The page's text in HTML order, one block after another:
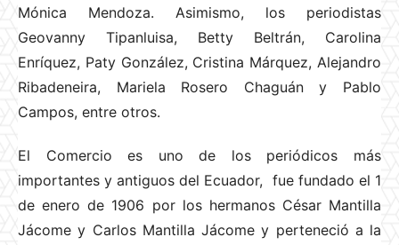
Mónica Mendoza. Asimismo, los periodistas
Geovanny Tipanluisa, Betty Beltrán, Carolina
Enríquez, Paty González, Cristina Márquez, Alejandro
Ribadeneira, Mariela Rosero Chaguán y Pablo
Campos, entre otros.
El Comercio es uno de los periódicos más
importantes y antiguos del Ecuador, fue fundado el 1
de enero de 1906​ por los hermanos César Mantilla
Jácome y Carlos Mantilla Jácome y perteneció a la